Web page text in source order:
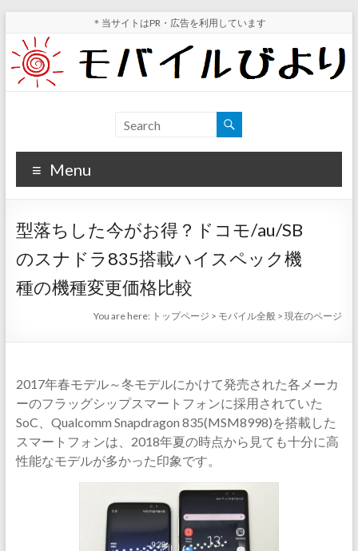
content
＊当サイトはPR・広告を利用しています
バ
イ
ル
び
よ
り
ビュ
ホ値
下げ
が分
Menu
型落ちした今がお得？ドコモ/au/SB
のスナドラ835搭載ハイスペック機
種の機種変更価格比較
You are here: トップページ > モバイル全般 >現在のページ
2017年春モデル～冬モデルにかけて発売された各メーカ
ーのフラッグシップスマートフォンに採用されていた
SoC、Qualcomm Snapdragon 835(MSM8998)を搭載した
スマートフォンは、2018年夏の時点から見ても十分に高
性能なモデルが多かった印象です。